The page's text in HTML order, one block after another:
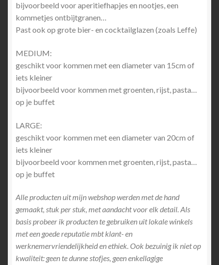
bijvoorbeeld voor aperitiefhapjes en nootjes, een
kommetjes ontbijtgranen…
Past ook op grote bier- en cocktailglazen (zoals Leffe)
MEDIUM:
geschikt voor kommen met een diameter van 15cm of
iets kleiner
bijvoorbeeld voor kommen met groenten, rijst, pasta…
op je buffet
LARGE:
geschikt voor kommen met een diameter van 20cm of
iets kleiner
bijvoorbeeld voor kommen met groenten, rijst, pasta…
op je buffet
Alle producten uit mijn webshop werden met de hand
gemaakt, stuk per stuk, met aandacht voor elk detail. Als
basis probeer ik producten te gebruiken uit lokale winkels
met een goede reputatie mbt klant- en
werknemervriendelijkheid en ethiek. Ook bezuinig ik niet op
kwaliteit: geen te dunne stofjes, geen enkellagige